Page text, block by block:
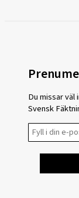
Du missar
Svensk